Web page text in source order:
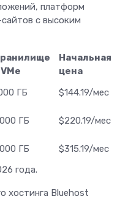
платформ
с высоким
Начальная
цена
ГБ $144.19/мес
ГБ $220.19/мес
ГБ
$315.19/мес
года.
хостинга Bluehost